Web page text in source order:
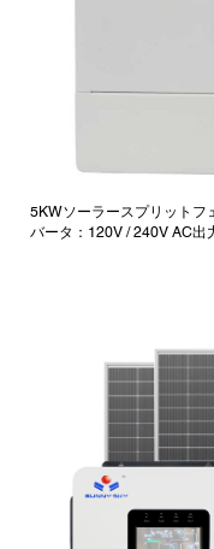
5KWソーラースプリットフ
バータ：120V / 240V AC出